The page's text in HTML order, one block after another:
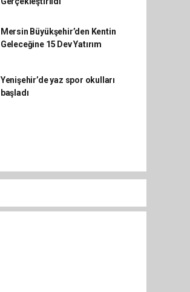
Mersin Büyükşehir’den Kentin
Geleceğine 15 Dev Yatırım
Yenişehir’de yaz spor okulları
başladı